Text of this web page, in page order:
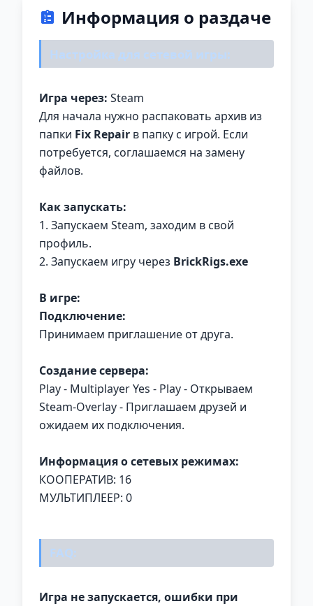
Информация о раздаче
Настройка для сетевой игры:
Игра через: Steam
Для начала нужно распаковать архив из
папки Fix Repair в папку с игрой. Если
потребуется, соглашаемся на замену
файлов.
Как запускать:
1. Запускаем Steam, заходим в свой
профиль.
2. Запускаем игру через BrickRigs.exe
В игре:
Подключение:
Принимаем приглашение от друга.
Создание сервера:
Play - Multiplayer Yes - Play - Открываем
Steam-Overlay - Приглашаем друзей и
ожидаем их подключения.
Информация о сетевых режимах:
КООПЕРАТИВ: 16
МУЛЬТИПЛЕЕР: 0
FAQ:
Игра не запускается, ошибки при